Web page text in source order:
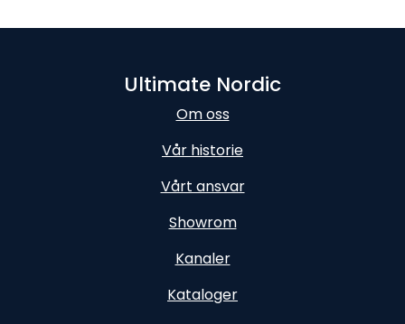
Ultimate Nordic
Om oss
Vår historie
Vårt ansvar
Showrom
Kanaler
Kataloger